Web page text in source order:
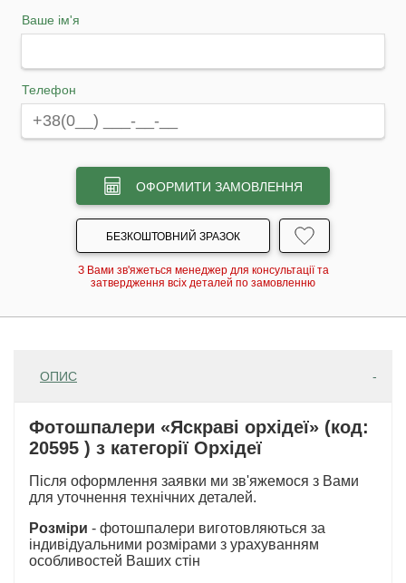
Ваше ім'я
Телефон
ОФОРМИТИ ЗАМОВЛЕННЯ
БЕЗКОШТОВНИЙ ЗРАЗОК
З Вами зв'яжеться менеджер для консультації та
затвердження всіх деталей по замовленню
ОПИС
Фотошпалери «Яскраві орхідеї» (код:
20595 ) з категорії Орхідеї
Після оформлення заявки ми зв'яжемося з Вами
для уточнення технічних деталей.
Розміри - фотошпалери виготовляються за
індивідуальними розмірами з урахуванням
особливостей Ваших стін